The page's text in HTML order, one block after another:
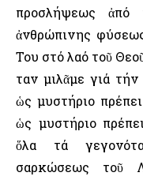
προσλήψεως ἀπό
ἀνθρώπινης
Του στό λαό τοῦ
Ὅταν μιλᾶμε γιά
ὡς μυστήριο
ὡς μυστήριο
ὅλα τά
σαρκώσεως τοῦ